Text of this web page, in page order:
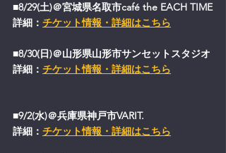
■8/29(土)＠宮城県名取市café the EACH TIME
詳細： チケット情報・詳細はこちら
■8/30(日)＠山形県山形市サンセットスタジオ
詳細： チケット情報・詳細はこちら
■9/2(水)＠兵庫県神戸市VARIT.
詳細： チケット情報・詳細はこちら